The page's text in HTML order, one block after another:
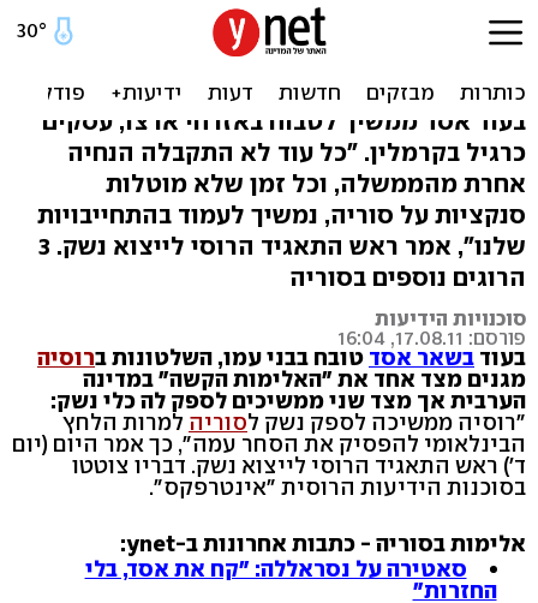
רוסיה מגנה את האלימות -
ומוכרת נשק לסוריה
בעוד אסד ממשיך לטבוח באזרחי ארצו, עסקים
כרגיל בקרמלין. "כל עוד לא התקבלה הנחיה
אחרת מהממשלה, וכל זמן שלא מוטלות
סנקציות על סוריה, נמשיך לעמוד בהתחייבויות
שלנו", אמר ראש התאגיד הרוסי לייצוא נשק. 3
הרוגים נוספים בסוריה
סוכנויות הידיעות
פורסם: 17.08.11, 16:04
בעוד בשאר אסד טובח בבני עמו, השלטונות ברוסיה
מגנים מצד אחד את "האלימות הקשה" במדינה
הערבית אך מצד שני ממשיכים לספק לה כלי נשק:
"רוסיה ממשיכה לספק נשק לסוריה למרות הלחץ
הבינלאומי להפסיק את הסחר עמה", כך אמר היום (יום
ד') ראש התאגיד הרוסי לייצוא נשק. דבריו צוטטו
בסוכנות הידיעות הרוסית "אינטרפקס".
אלימות בסוריה - כתבות אחרונות ב-ynet:
סאטירה על נסראללה: "קח את אסד, בלי
החזרות"